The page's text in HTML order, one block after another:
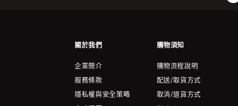
關於我們 購物須知
企業簡介
服務條款
隱私權與安全策略
購物流程說明
配送/取貨方式
取消/退貨方式